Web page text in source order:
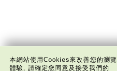
本網站使用Cookies來改善您的瀏覽
體驗, 請確定您同意及接受我們的